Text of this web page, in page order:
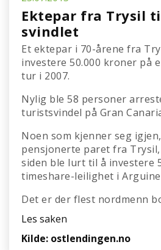
Ektepar fra Trysil
svindlet
Et ektepar i 70-årene fra
investere 50.000 kroner på
tur i 2007.
Nylig ble 58 personer
turistsvindel på Gran
Noen som kjenner seg
pensjonerte paret fra
siden ble lurt til å investere
timeshare-leilighet i
Det er der flest nordmenn
Les saken
Kilde: ostlendingen.no